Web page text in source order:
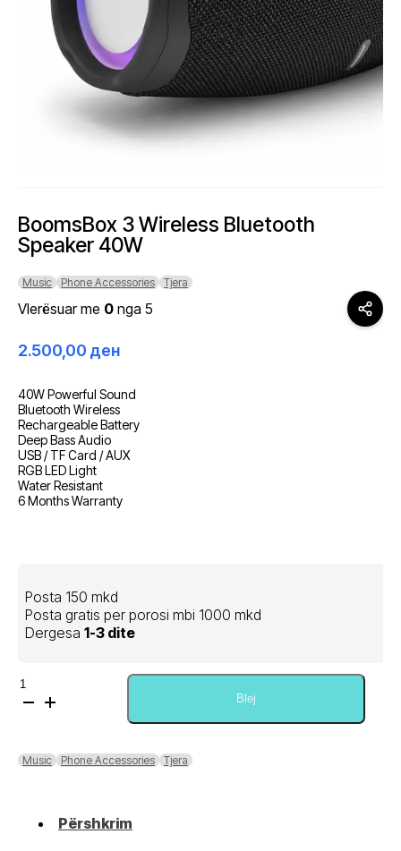
BoomsBox 3 Wireless Bluetooth
Speaker 40W
Music Phone Accessories Tjera
Vlerësuar me 0 nga 5
2.500,00 ден
40W Powerful Sound
Bluetooth Wireless
Rechargeable Battery
Deep Bass Audio
USB / TF Card / AUX
RGB LED Light
Water Resistant
6 Months Warranty
Posta 150 mkd
Posta gratis per porosi mbi 1000 mkd
Dergesa 1-3 dite
Sasi
BoomsBox
Bluetooth
Speaker
Blej
Music Phone Accessories Tjera
Përshkrim